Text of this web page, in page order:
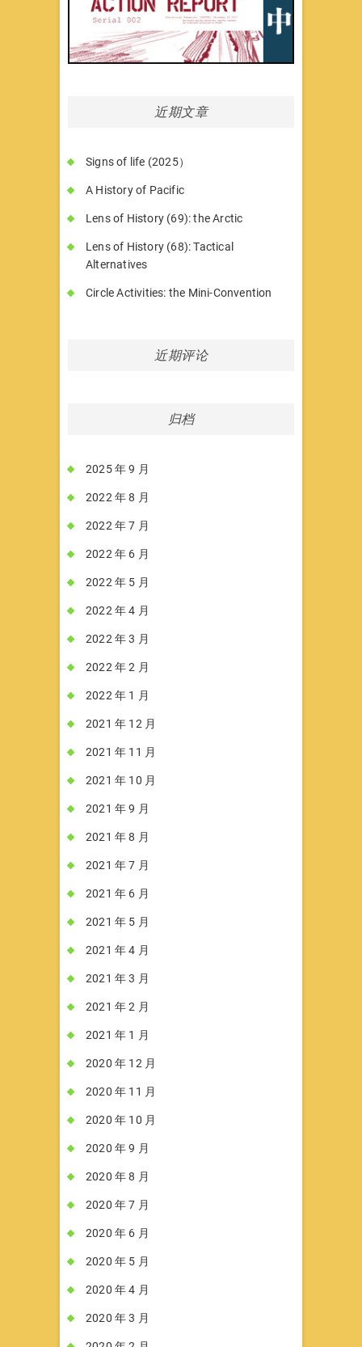
近期文章
Signs of life (2025）
A History of Pacific
Lens of History (69): the Arctic
Lens of History (68): Tactical
Alternatives
Circle Activities: the Mini-Convention
近期评论
归档
2025 年 9 月
2022 年 8 月
2022 年 7 月
2022 年 6 月
2022 年 5 月
2022 年 4 月
2022 年 3 月
2022 年 2 月
2022 年 1 月
2021 年 12 月
2021 年 11 月
2021 年 10 月
2021 年 9 月
2021 年 8 月
2021 年 7 月
2021 年 6 月
2021 年 5 月
2021 年 4 月
2021 年 3 月
2021 年 2 月
2021 年 1 月
2020 年 12 月
2020 年 11 月
2020 年 10 月
2020 年 9 月
2020 年 8 月
2020 年 7 月
2020 年 6 月
2020 年 5 月
2020 年 4 月
2020 年 3 月